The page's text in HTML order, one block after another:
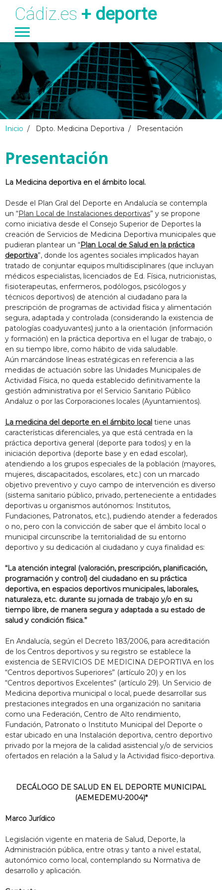
Pasar al contenido principal
Ayuntamiento
Transparencia
Turismo
Deportes
Cádiz.es + deporte
Inicio / Dpto. Medicina Deportiva / Presentación
Presentación
La Medicina deportiva en el ámbito local.
Desde el Plan Gral del Deporte en Andalucía se contempla
un “Plan Local de Instalaciones deportivas” y se propone
como iniciativa desde el Consejo Superior de Deportes la
creación de Servicios de Medicina Deportiva municipales que
pudieran plantear un “Plan Local de Salud en la práctica
deportiva”, donde los agentes sociales implicados hayan
tratado de conjuntar equipos multidisciplinares (que incluyan
médicos especialistas, licenciados de Ed. Física, nutricionistas,
fisioterapeutas, enfermeros, podólogos, psicólogos y
técnicos deportivos) de atención al ciudadano para la
prescripción de programas de actividad física y alimentación
segura, adaptada y controlada (considerando la existencia de
patologías coadyuvantes) junto a la orientación (información
y formación) en la práctica deportiva en el lugar de trabajo, o
en su tiempo libre, como hábito de vida saludable.
Aún marcándose líneas estratégicas en referencia a las
medidas de actuación sobre las Unidades Municipales de
Actividad Física, no queda establecido definitivamente la
gestión administrativa por el Servicio Sanitario Público
Andaluz o por las Corporaciones locales (Ayuntamientos).
La medicina del deporte en el ámbito local tiene unas
características diferenciales, ya que está centrada en la
práctica deportiva general (deporte para todos) y en la
iniciación deportiva (deporte base y en edad escolar),
atendiendo a los grupos especiales de la población (mayores,
mujeres, discapacitados, escolares, etc.) con un marcado
objetivo preventivo y cuyo campo de intervención es diverso
(sistema sanitario público, privado, perteneciente a entidades
deportivas u organismos autónomos: Institutos,
Fundaciones, Patronatos, etc.), pudiendo atender a federados
o no, pero con la convicción de saber que el ámbito local o
municipal circunscribe la territorialidad de su entorno
deportivo y su dedicación al ciudadano y cuya finalidad es:
“La atención integral (valoración, prescripción, planificación,
programación y control) del ciudadano en su práctica
deportiva, en espacios deportivos municipales, laborales,
naturaleza, etc. durante su jornada de trabajo y/o en su
tiempo libre, de manera segura y adaptada a su estado de
salud y condición física.”
En Andalucía, según el Decreto 183/2006, para acreditación
de los Centros deportivos y su registro se establece la
existencia de SERVICIOS DE MEDICINA DEPORTIVA en los
“Centros deportivos Superiores” (artículo 20) y en los
“Centros deportivos Excelentes” (artículo 29). Un Servicio de
Medicina deportiva municipal o local, puede desarrollar sus
prestaciones integrados en una organización no sanitaria
como una Federación, Centro de Alto rendimiento,
Fundación, Patronato o Instituto Municipal del Deporte o
estar ubicado en una Instalación deportiva, centro deportivo
privado por la mejora de la calidad asistencial y/o de servicios
ofertados en relación a la Salud y la Actividad físico-deportiva.
DECÁLOGO DE SALUD EN EL DEPORTE MUNICIPAL
(AEMEDEMU-2004)*
Marco Jurídico
Legislación vigente en materia de Salud, Deporte, la
Administración pública, entre otras y tanto a nivel estatal,
autonómico como local, contemplando su Normativa de
desarrollo y aplicación.